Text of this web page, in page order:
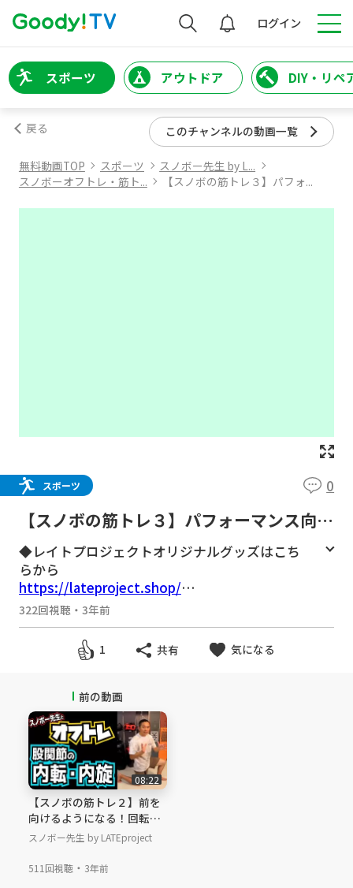
検索 ログイン
スポーツ アウトドア DIY・リペ
戻る このチャンネルの動画一覧
無料動画TOP スポーツ
スノボー先生 by L...
スノボーオフトレ・筋ト...
【スノボの筋トレ３】パフォ...
スポーツ 0
【スノボの筋トレ３】パフォーマンス向上
に役立つ股関節をスムーズにコントロール
する練習
◆レイトプロジェクトオリジナルグッズはこち
らから
https://lateproject.shop/
ステッカー、アパレル、DVD、オンラインスク
ールやプライベートレッスンのお申込み、etc
◆スノボー先生プロフィール
ニックネーム：たっきー
1978年7月20日 43歳 167cm 62kg
レギュラー 幅54㎝、左12度／右-12度
ホーム：キロロ、テイネ、ルスツ、
活動エリア：北海道 出身：札幌
ボード歴：27年
●メイン使用アイテム
スノーボード：FNTC／DCC153
ブーツ：NORTHWAVE／freedom
バイン：DRAKE／RELOAD LTD.
322回視聴 ・ 3年前
1 共有 気になる
前の動画
08:22
【スノボの筋トレ２】前を
向けるようになる！回転力
が上がる！股関節の内転運
スノボー先生 by LATEproject
511回視聴・ 3年前